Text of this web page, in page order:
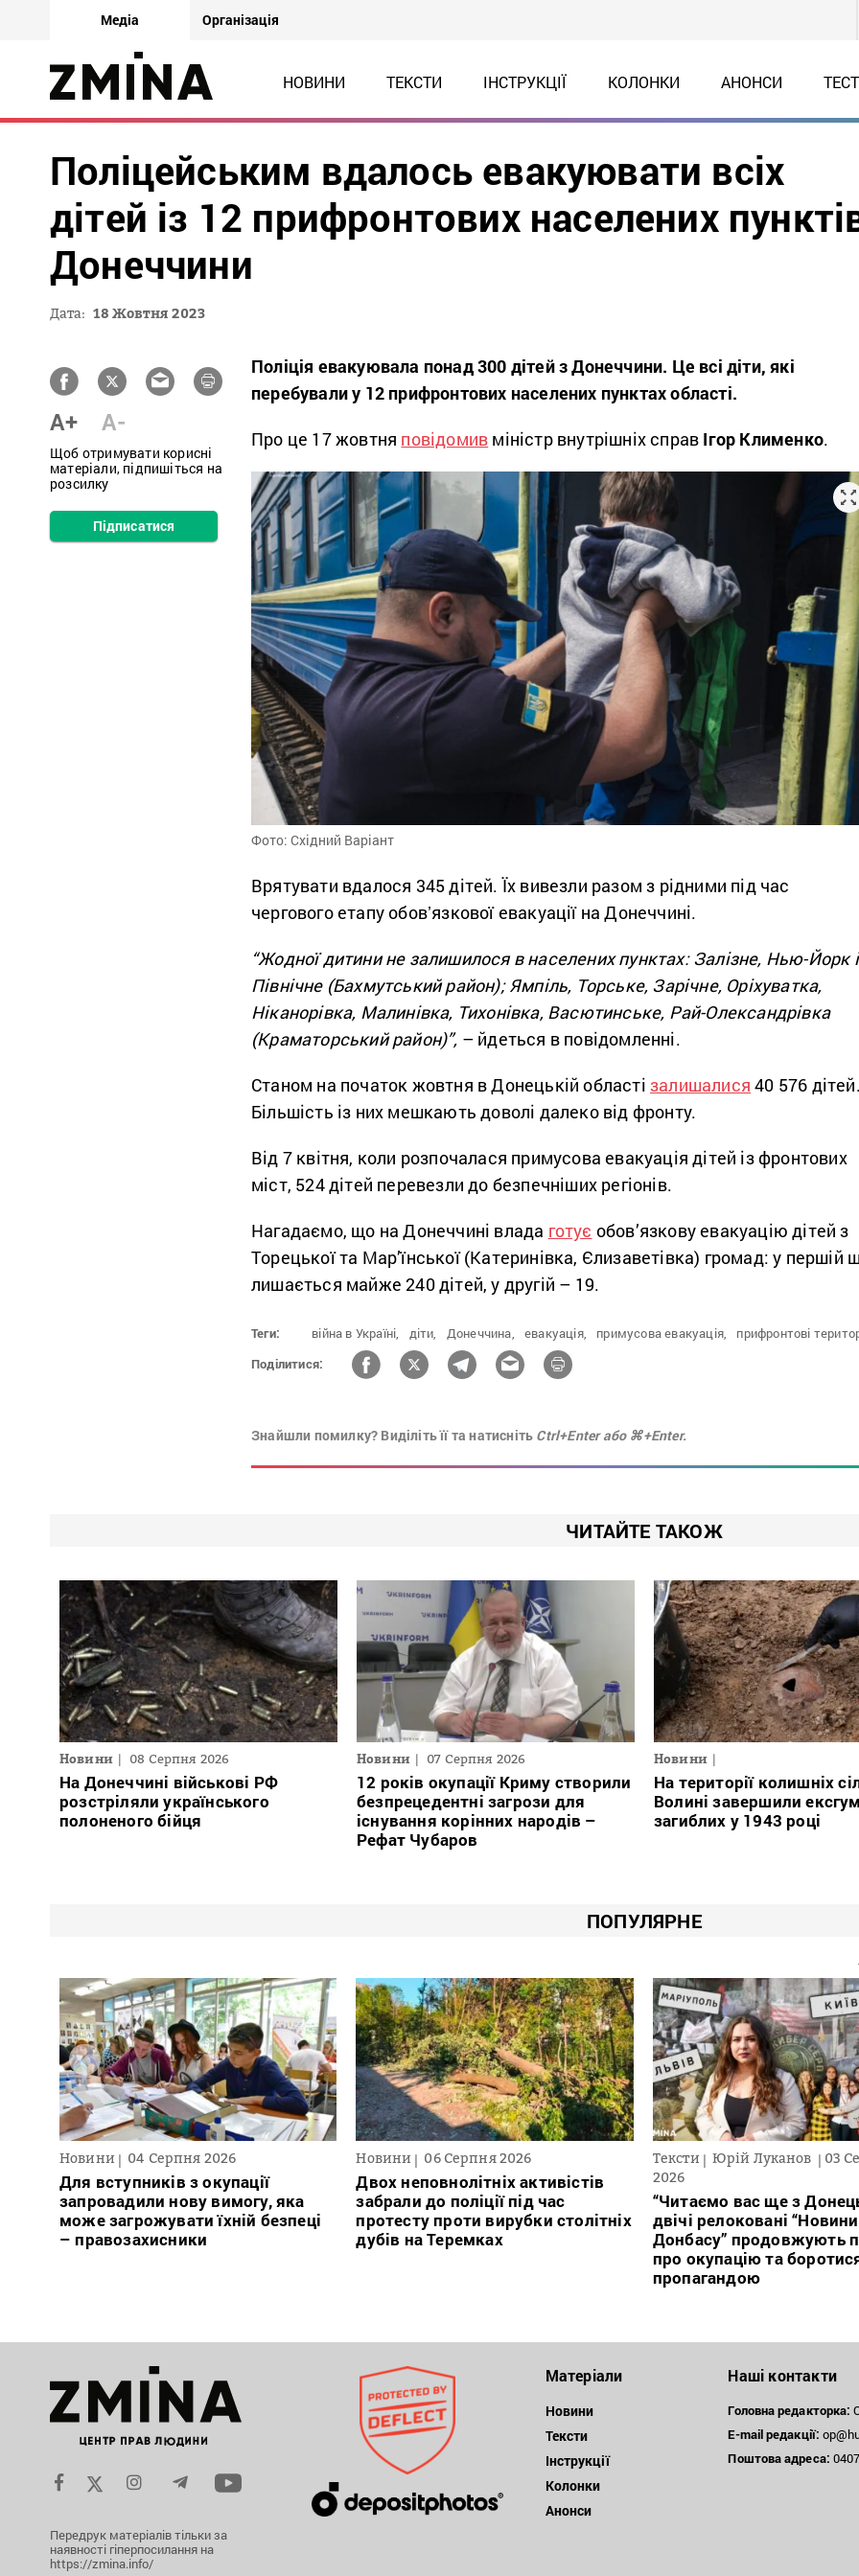
Медіа Організація
НОВИНИ ТЕКСТИ ІНСТРУКЦІЇ КОЛОНКИ АНОНСИ
Поліцейським вдалось евакуювати всіх
дітей із 12 прифронтових населених
Донеччини
Дата: 18 Жовтня 2023
A+ A-
Щоб отримувати корисні
матеріали, підпишіться на
розсилку
Підписатися
Поліція евакуювала понад 300 дітей з Донеччини. Це всі діти, які
перебували у 12 прифронтових населених пунктах області.
Про це 17 жовтня повідомив міністр внутрішніх справ Ігор Клименко.
Фото: Східний Варіант
Врятувати вдалося 345 дітей. Їх вивезли разом з рідними під час
чергового етапу обовʼязкової евакуації на Донеччині.
“Жодної дитини не залишилося в населених пунктах: Залізне, Нью-Йорк і
Північне (Бахмутський район); Ямпіль, Торське, Зарічне, Оріхуватка,
Ніканорівка, Малинівка, Тихонівка, Васютинське, Рай-Олександрівка
(Краматорський район)”, – йдеться в повідомленні.
Станом на початок жовтня в Донецькій областізалишалися 40 576
Більшість із них мешкають доволі далеко від фронту.
Від 7 квітня, коли розпочалася примусова евакуація дітей із фронтових
міст, 524 дітей перевезли до безпечніших регіонів.
Нагадаємо, що на Донеччині влада готує обов’язкову евакуацію дітей з
Торецької та Мар’їнської (Катеринівка, Єлизаветівка) громад: у першій
лишається майже 240 дітей, у другій – 19.
Теги: війна в Україні, діти, Донеччина, евакуація, примусова евакуація,
прифронтові
Поділитися:
Знайшли помилку? Виділіть її та натисніть Ctrl+Enter або ⌘+Enter.
ЧИТАЙТЕ ТАКОЖ
Новини 08 Серпня 2026
На Донеччині військові РФ
розстріляли українського
полоненого бійця
Новини 07 Серпня 2026
12 років окупації Криму створили
безпрецедентні загрози для
існування корінних народів –
Рефат Чубаров
Новини
На території колишніх
Волині завершили
загиблих у 1943 році
ПОПУЛЯРНЕ
Новини 04 Серпня 2026
Для вступників з окупації
запровадили нову вимогу, яка
може загрожувати їхній безпеці
– правозахисники
Новини 06 Серпня 2026
Двох неповнолітніх активістів
забрали до поліції під час
протесту проти вирубки столітніх
дубів на Теремках
Тексти Юрій Луканов
03
2026
“Читаємо вас ще з
двічі релоковані “Новини
Донбасу” продовжують
про окупацію та
пропагандою
Передрук матеріалів тільки за
наявності гіперпосилання на
https://zmina.info/
Матеріали
Новини
Тексти
Інструкції
Колонки
Анонси
Наші контакти
Головна редакторка:
E-mail редакції:
Поштоваадреса: